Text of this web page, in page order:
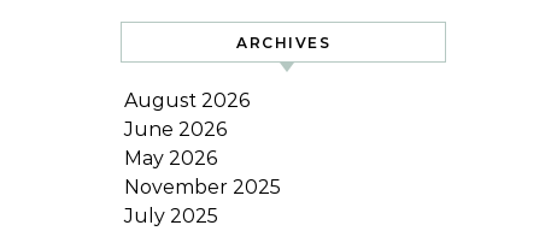
ARCHIVES
August 2026
June 2026
May 2026
November 2025
July 2025